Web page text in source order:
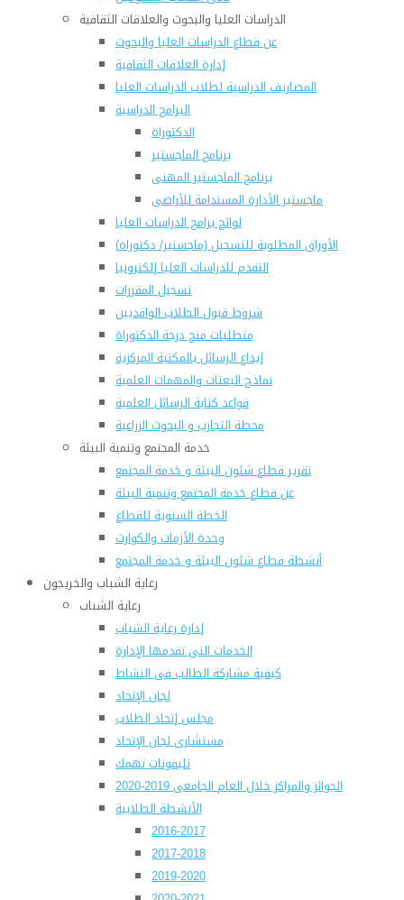
الدراسات العليا والبحوث والعلاقات الثقافية
عن قطاع الدراسات العليا والبحوث
إدارة العلاقات الثقافية
المصاريف الدراسية لطلاب الدراسات العليا
البرامج الدراسية
الدكتوراة
برنامج الماجستير
برنامج الماجستير المهنى
ماجستير الأدارة المستدامة للأراضى
لوائح برامج الدراسات العليا
(الأوراق المطلوبة للتسجيل (ماجستير/ دكتوراه
التقدم للدراسات العليا إلكترونيا
تسجيل المقررات
شروط قبول الطلاب الوافديين
متطلبات منح درجة الدكتوراة
إيداع الرسائل بالمكتبة المركزية
نماذج البعثات والمهمات العلمية
قواعد كتابة الرسائل العلمية
محطة التجارب و البحوث الزراعية
خدمة المجتمع وتنمية البيئة
تقرير قطاع شئون البيئة و خدمة المجتمع
عن قطاع خدمة المجتمع وتنمية البيئة
الخطة السنوية للقطاع
وحدة الأزمات والكوارث
أنشطة قطاع شئون البيئة و خدمة المجتمع
رعاية الشباب والخريجون
رعاية الشباب
إدارة رعاية الشباب
الخدمات التى تقدمها الإدارة
كيفية مشاركة الطالب فى النشاط
لجان الإتحاد
مجلس إتحاد الطلاب
مستشارى لجان الإتحاد
تليفونات تهمك
الجوائز والمراكز خلال العام الجامعى 2019-2020
الأنشطة الطلابية
2016-2017
2017-2018
2019-2020